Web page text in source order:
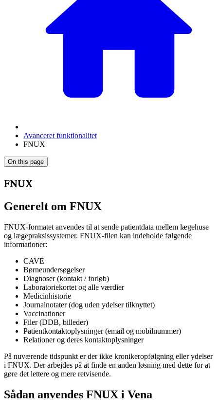
Avanceret funktionalitet
FNUX
On this page
FNUX
Generelt om FNUX
FNUX-formatet anvendes til at sende patientdata mellem lægehuse
og lægepraksissystemer. FNUX-filen kan indeholde følgende
informationer:
CAVE
Børneundersøgelser
Diagnoser (kontakt / forløb)
Laboratoriekortet og alle værdier
Medicinhistorie
Journalnotater (dog uden ydelser tilknyttet)
Vaccinationer
Filer (DDB, billeder)
Patientkontaktoplysninger (email og mobilnummer)
Relationer og deres kontaktoplysninger
På nuværende tidspunkt er der ikke kronikeropfølgning eller ydelser
i FNUX. Der arbejdes på at finde en anden løsning med dette for at
gøre det lettere og mere retvisende.
Sådan anvendes FNUX i Vena